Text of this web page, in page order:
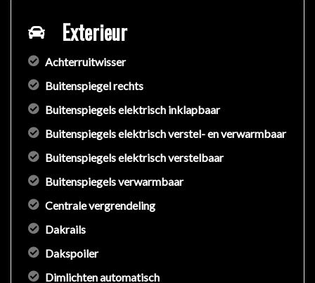
Exterieur
Achterruitwisser
Buitenspiegel rechts
Buitenspiegels elektrisch inklapbaar
Buitenspiegels elektrisch verstel- en verwarmbaar
Buitenspiegels elektrisch verstelbaar
Buitenspiegels verwarmbaar
Centrale vergrendeling
Dakrails
Dakspoiler
Dimlichten automatisch